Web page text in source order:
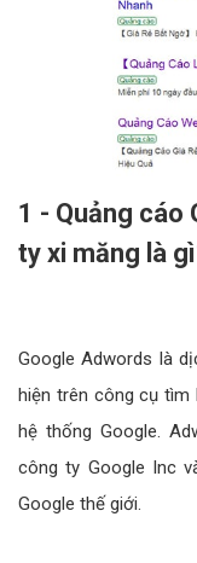
1 - Quảng cáo
ty xi măng là
Google Adwords là
hiện trên công cụ
hệ thống Google.
công ty Google Inc
Google thế giới.